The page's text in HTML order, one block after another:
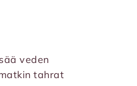
veden
tahrat